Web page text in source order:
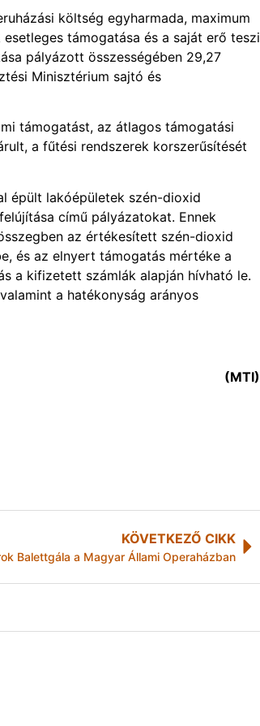
költség egyharmada, maximum
támogatása és a saját erő teszi
pályázott összességében 29,27
Minisztérium sajtó és
támogatást, az átlagos támogatási
a fűtési rendszerek korszerűsítését
épült lakóépületek szén-dioxid
című pályázatokat. Ennek
az értékesített szén-dioxid
és az elnyert támogatás mértéke a
a kifizetett számlák alapján hívható le.
a hatékonyság arányos
(MTI)
KÖVETKEZŐ CIKK
Balettgála a Magyar Állami Operaházban